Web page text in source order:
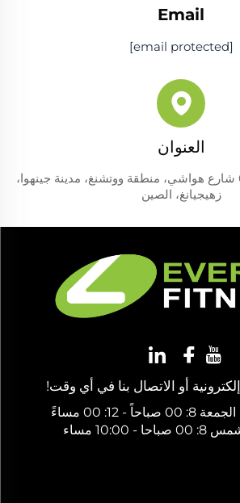
Email
[email protected]
العنوان
الغرفة C01، رقم 678 شارع هواشي، منطقة ووتشنغ، مدينة جينهوا،
زهيجيانغ، الصين
أو الاتصال بنا في أي وقت!
- 12: 00 مساءً
10:00 مساء